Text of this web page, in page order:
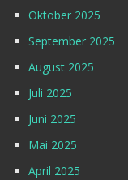
Oktober 2025
September 2025
August 2025
Juli 2025
Juni 2025
Mai 2025
April 2025